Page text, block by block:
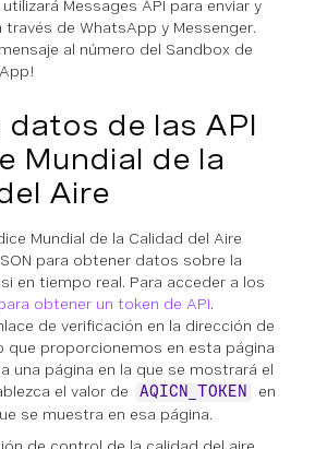
Messages API para enviar y
través de WhatsApp y Messenger.
al número del Sandbox de
datos de las API
Mundial de la
Aire
Mundial de la Calidad del Aire
para obtener datos sobre la
en tiempo real. Para acceder a los
obtener un token de API.
de verificación en la dirección de
que proporcionemos en esta página
una página en la que se mostrará el
el valor de
AQICN_TOKEN en
se muestra en esa página.
de control de la calidad del aire